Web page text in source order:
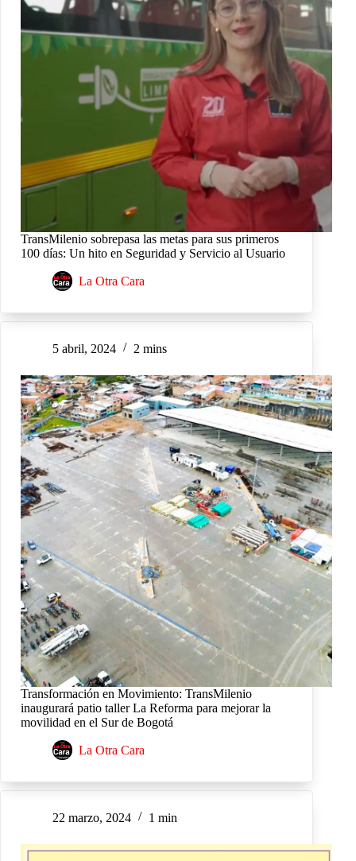
TransMilenio sobrepasa las metas para sus primeros
100 días: Un hito en Seguridad y Servicio al Usuario
La Otra Cara
5 abril, 2024 2 mins
Transformación en Movimiento: TransMilenio
inaugurará patio taller La Reforma para mejorar la
movilidad en el Sur de Bogotá
La Otra Cara
22 marzo, 2024 1 min